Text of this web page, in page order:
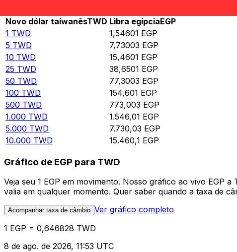
Novo dólar taiwanêsTWD Libra egípciaEGP
1 TWD 1,54601 EGP
5 TWD 7,73003 EGP
10 TWD 15,4601 EGP
25 TWD 38,6501 EGP
50 TWD 77,3003 EGP
100 TWD 154,601 EGP
500 TWD 773,003 EGP
1.000 TWD 1.546,01 EGP
5.000 TWD 7.730,03 EGP
10.000 TWD 15.460,1 EGP
Gráfico de EGP para TWD
Veja seu 1 EGP em movimento. Nosso gráfico ao vivo EGP
valia em qualquer momento. Quer saber quando a taxa de
Acompanhar taxa de câmbio Ver gráfico completo
1 EGP = 0,646828 TWD
8 de ago. de 2026, 11:53 UTC